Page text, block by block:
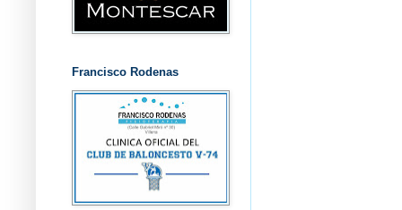
Francisco Rodenas